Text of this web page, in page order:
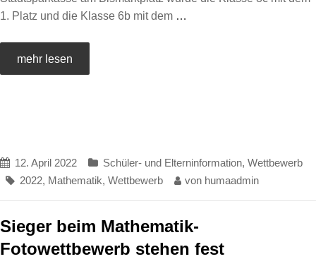
1. Platz und die Klasse 6b mit dem …
mehr lesen
12. April 2022 Schüler- und Elterninformation, Wettbewerb
2022, Mathematik, Wettbewerb von humaadmin
Sieger beim Mathematik-
Fotowettbewerb stehen fest